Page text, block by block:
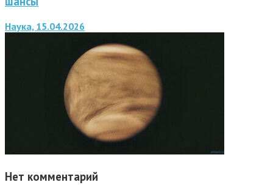
Наука, 15.04.2026
Нет комментарий